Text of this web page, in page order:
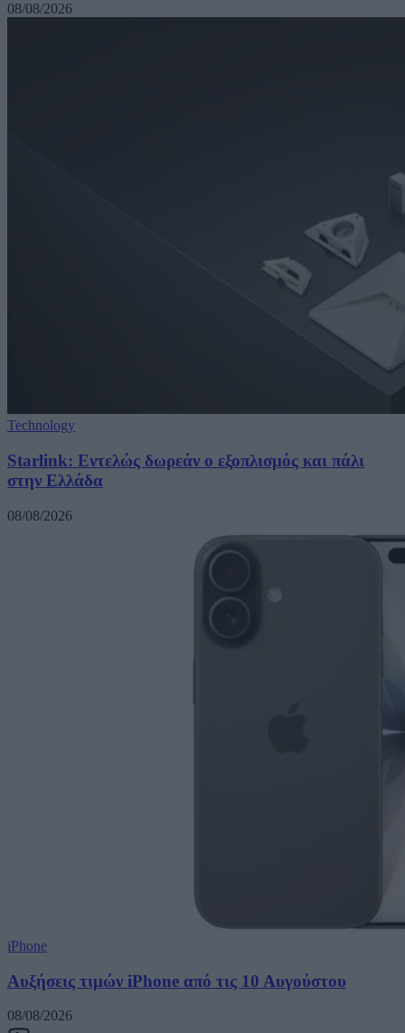
08/08/2026
Technology
Starlink: Εντελώς δωρεάν ο εξοπλισμός και πάλι
στην Ελλάδα
08/08/2026
iPhone
Αυξήσεις τιμών iPhone από τις 10 Αυγούστου
08/08/2026